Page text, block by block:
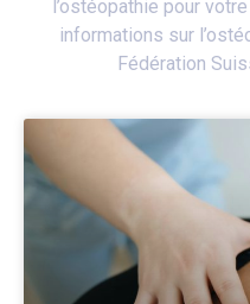
l’ostéopathie pour
informations sur
Fédération